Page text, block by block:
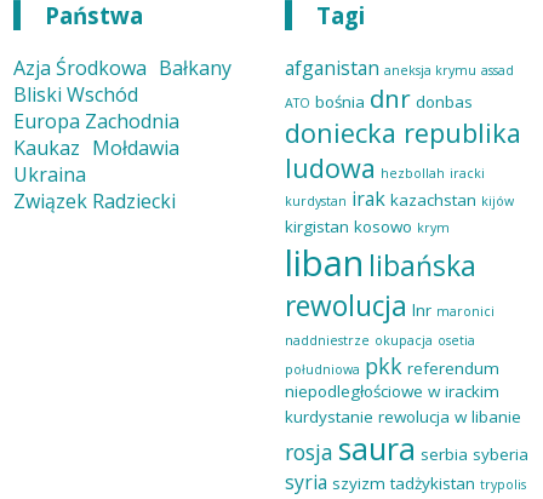
Państwa
Azja Środkowa Bałkany
Bliski Wschód
Europa Zachodnia
Kaukaz Mołdawia
Ukraina
Związek Radziecki
Tagi
afganistan aneksja krymu assad
ATO bośnia dnr donbas
doniecka republika
ludowa hezbollah iracki
kurdystan irak kazachstan kijów
kirgistan kosowo krym
liban libańska
rewolucja lnr maronici
naddniestrze okupacja osetia
południowa pkk referendum
niepodległościowe w irackim
kurdystanie rewolucja w libanie
rosja saura serbia syberia
syria szyizm tadżykistan trypolis